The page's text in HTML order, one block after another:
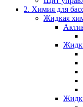
2. Химия для
Жидкая